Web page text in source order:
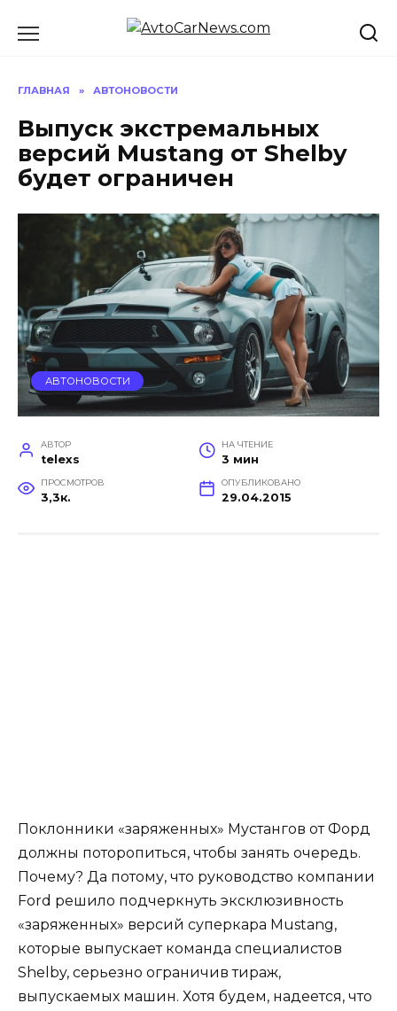
ГЛАВНАЯ » АВТОНОВОСТИ
Выпуск экстремальных
версий Mustang от Shelby
будет ограничен
АВТОНОВОСТИ
АВТОР
telexs
НА ЧТЕНИЕ
3 мин
ПРОСМОТРОВ
3,3к.
ОПУБЛИКОВАНО
29.04.2015
Поклонники «заряженных» Мустангов от Форд
должны поторопиться, чтобы занять очередь.
Почему? Да потому, что руководство компании
Ford решило подчеркнуть эксклюзивность
«заряженных» версий суперкара Mustang,
которые выпускает команда специалистов
Shelby, серьезно ограничив тираж,
выпускаемых машин. Хотя будем, надеется, что